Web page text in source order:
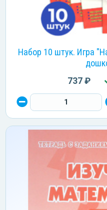
Набор 10 штук. Игра
737 ₽